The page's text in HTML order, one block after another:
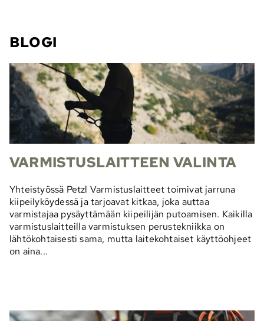
BLOGI
VARMISTUSLAITTEEN VALINTA
Yhteistyössä Petzl Varmistuslaitteet toimivat jarruna
kiipeilyköydessä ja tarjoavat kitkaa, joka auttaa
varmistajaa pysäyttämään kiipeilijän putoamisen. Kaikilla
varmistuslaitteilla varmistuksen perustekniikka on
lähtökohtaisesti sama, mutta laitekohtaiset käyttöohjeet
on aina...